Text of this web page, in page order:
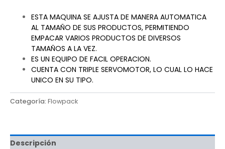
ESTA MAQUINA SE AJUSTA DE MANERA AUTOMATICA
AL TAMAÑO DE SUS PRODUCTOS, PERMITIENDO
EMPACAR VARIOS PRODUCTOS DE DIVERSOS
TAMAÑOS A LA VEZ.
ES UN EQUIPO DE FACIL OPERACION.
CUENTA CON TRIPLE SERVOMOTOR, LO CUAL LO HACE
UNICO EN SU TIPO.
Categoría: Flowpack
Descripción